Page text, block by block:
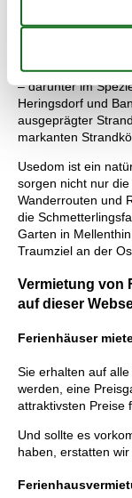
sowie das
erkunden, die sich
entfaltet. Usedom
– darunter im
Heringsdorf und
ausgeprägter
markanten
Usedom ist ein
sorgen nicht nur
Wanderrouten und
die
Garten in
Traumziel an der
Vermietung von
auf dieser
Ferienhäuser
Sie erhalten auf
werden, eine
attraktivsten Preise
Und sollte es
haben, erstatten